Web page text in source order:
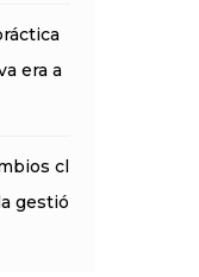
era a
cl
gestió